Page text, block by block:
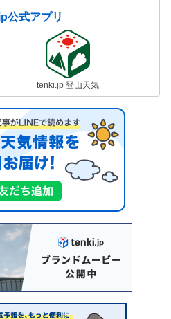
公式アプリ
tenki.jp 登山天気